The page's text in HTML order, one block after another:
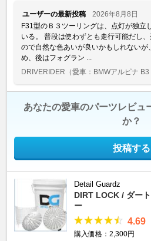
ユーザーの最新投稿
2026年8月8日
F31型のＢ３ツーリングは、点灯が独立
いる。 普段は使わずとも走行可能だし
ので自然な色あいが良いかもしれないが
め、後はフォグラン ...
DRIVERIDER （愛車：BMWアルピナ B3
あなたの愛車のパーツレビュ
か？
投稿する
Detail Guardz
DIRT LOCK / ダー
ー
4.69
購入価格：2,300円